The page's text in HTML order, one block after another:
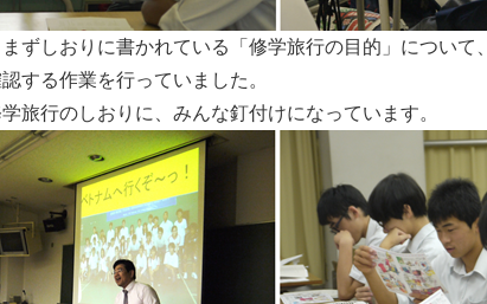
ずしおりに書かれている「修学旅行の目的」について、
する作業を行っていました。
旅行のしおりに、みんな釘付けになっています。